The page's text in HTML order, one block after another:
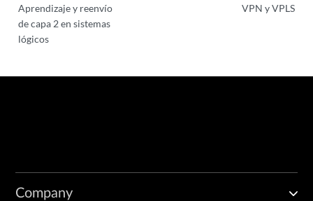
Aprendizaje y reenvío
de capa 2 en sistemas
lógicos
VPN y VPLS
Company